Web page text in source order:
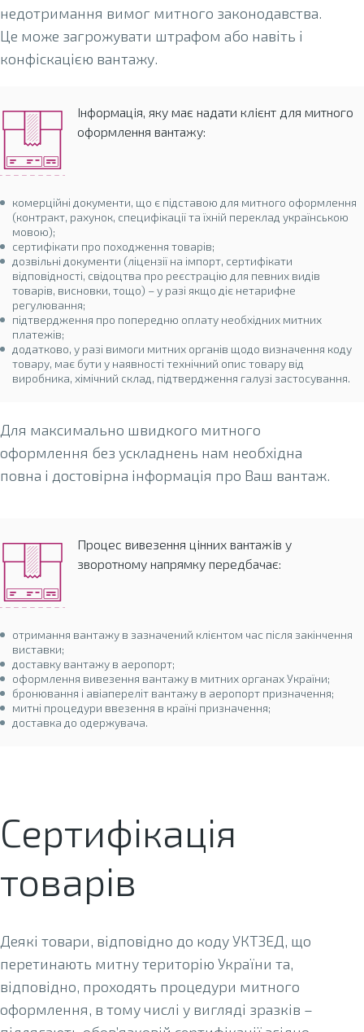
недотримання вимог митного законодавства.
Це може загрожувати штрафом або навіть і
конфіскацією вантажу.
Інформація, яку має надати клієнт для митного
оформлення вантажу:
комерційні документи, що є підставою для митного оформлення
(контракт, рахунок, специфікації та їхній переклад українською
мовою);
сертифікати про походження товарів;
дозвільні документи (ліцензії на імпорт, сертифікати
відповідності, свідоцтва про реєстрацію для певних видів
товарів, висновки, тощо) – у разі якщо діє нетарифне
регулювання;
підтвердження про попередню оплату необхідних митних
платежів;
додатково, у разі вимоги митних органів щодо визначення коду
товару, має бути у наявності технічний опис товару від
виробника, хімічний склад, підтвердження галузі застосування.
Для максимально швидкого митного
оформлення без ускладнень нам необхідна
повна і достовірна інформація про Ваш вантаж.
Процес вивезення цінних вантажів у
зворотному напрямку передбачає:
отримання вантажу в зазначений клієнтом час після закінчення
виставки;
доставку вантажу в аеропорт;
оформлення вивезення вантажу в митних органах України;
бронювання і авіапереліт вантажу в аеропорт призначення;
митні процедури ввезення в країні призначення;
доставка до одержувача.
Сертифікація
товарів
Деякі товари, відповідно до коду УКТЗЕД, що
перетинають митну територію України та,
відповідно, проходять процедури митного
оформлення, в тому числі у вигляді зразків –